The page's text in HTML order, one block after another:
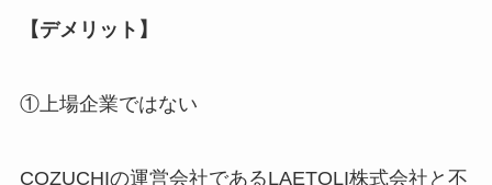
【デメリット】
①上場企業ではない
COZUCHIの運営会社であるLAETOLI株式会社と不